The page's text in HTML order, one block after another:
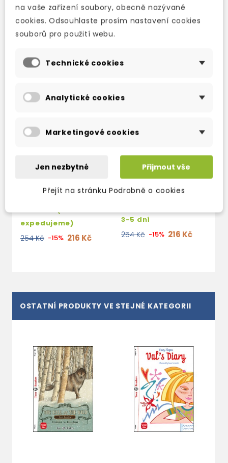
TAKÉ DOPORUČUJEME
TEEN ELI READERS
STAGE 3 ROBIN
HOOD WITH AUDIO
DOWNLOAD
skladem (ihned
expedujeme)
254 Kč -15% 216 Kč
TEEN ELI READERS
STAGE 3 LITTLE
WOMEN +
DOWNLOADABLE
3-5 dní
254 Kč -15% 216 Kč
OSTATNÍ PRODUKTY VE STEJNÉ KATEGORII
na vaše zařízení soubory, obecně nazývané
cookies. Odsouhlaste prosím nastavení cookies
souborů pro použití webu.
Technické cookies
Analytické cookies
Marketingové cookies
Jen nezbytné Přijmout vše
Přejít na stránku Podrobně o cookies